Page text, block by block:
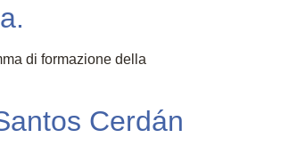
di formazione della
Cerdán